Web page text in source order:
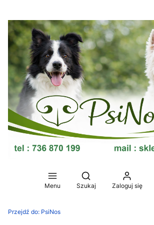
Menu
Otwórz wyszukiwarkę
Szukaj Zaloguj się
Przejdź do: PsiNos